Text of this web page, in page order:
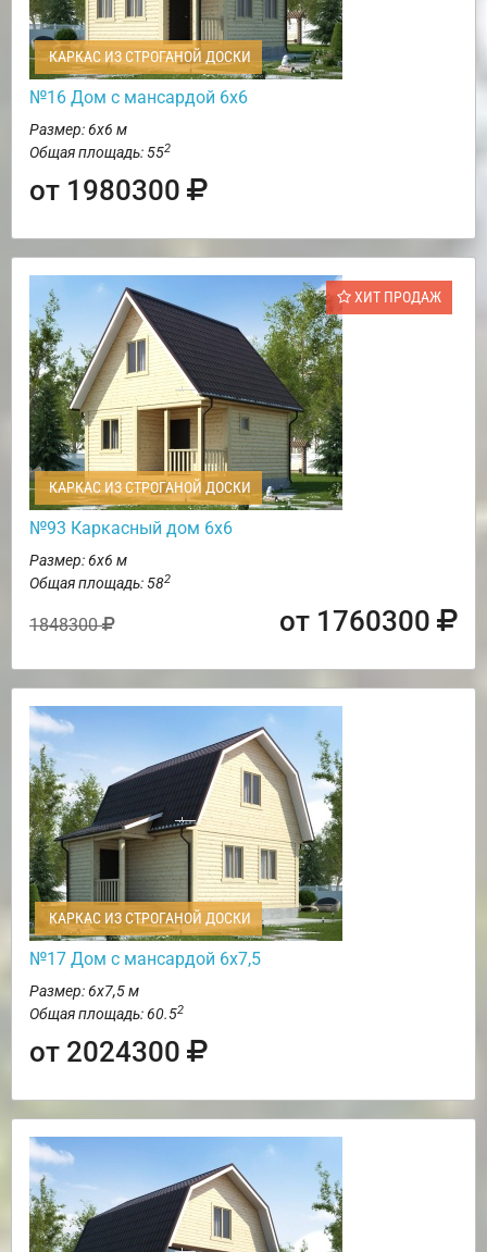
КАРКАС ИЗ СТРОГАНОЙ ДОСКИ
№16 Дом с мансардой 6х6
Размер: 6х6 м
Общая площадь: 552
от 1980300
ХИТ ПРОДАЖ
КАРКАС ИЗ СТРОГАНОЙ ДОСКИ
№93 Каркасный дом 6х6
Размер: 6х6 м
Общая площадь: 582
1848300 от 1760300
КАРКАС ИЗ СТРОГАНОЙ ДОСКИ
№17 Дом с мансардой 6х7,5
Размер: 6х7,5 м
Общая площадь: 60.52
от 2024300